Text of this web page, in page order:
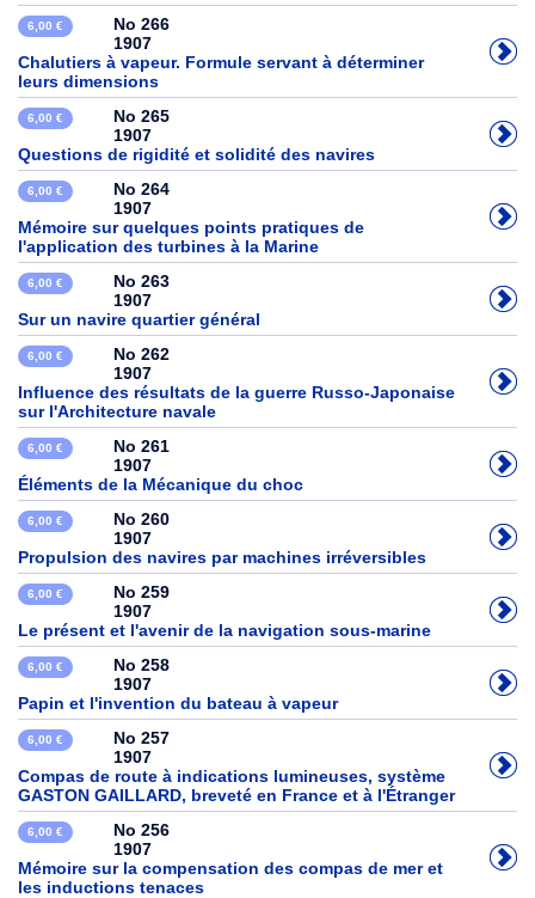
6,00 €
No 266
1907
Chalutiers à vapeur. Formule servant à déterminer
leurs dimensions
6,00 €
No 265
1907
Questions de rigidité et solidité des navires
6,00 €
No 264
1907
Mémoire sur quelques points pratiques de
l'application des turbines à la Marine
6,00 €
No 263
1907
Sur un navire quartier général
6,00 €
No 262
1907
Influence des résultats de la guerre Russo-Japonaise
sur l'Architecture navale
6,00 €
No 261
1907
Éléments de la Mécanique du choc
6,00 €
No 260
1907
Propulsion des navires par machines irréversibles
6,00 €
No 259
1907
Le présent et l'avenir de la navigation sous-marine
6,00 €
No 258
1907
Papin et l'invention du bateau à vapeur
6,00 €
No 257
1907
Compas de route à indications lumineuses, système
GASTON GAILLARD, breveté en France et à l'Étranger
6,00 €
No 256
1907
Mémoire sur la compensation des compas de mer et
les inductions tenaces